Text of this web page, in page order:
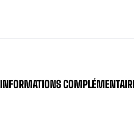
INFORMATIONS